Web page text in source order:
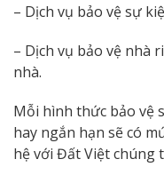
– Dịch vụ bảo vệ sự
– Dịch vụ bảo vệ nhà
nhà.
Mỗi hình thức bảo vệ
hay ngắn hạn sẽ có
hệ với Đất Việt chúng